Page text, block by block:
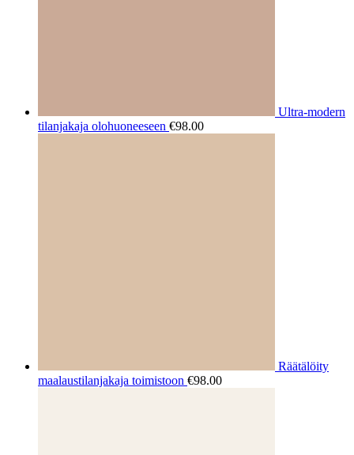
Ultra-modern
tilanjakaja olohuoneeseen €98.00
Räätälöity
maalaustilanjakaja toimistoon €98.00